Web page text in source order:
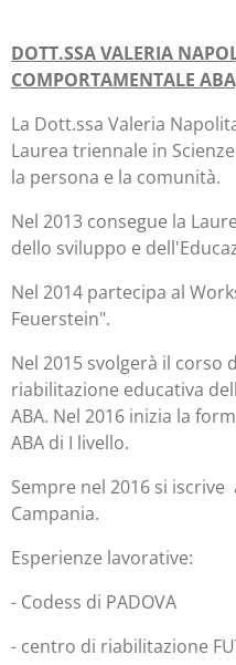
DOTT.SSA VALERIA
COMPORTAMENTALE
La Dott.ssa Valeria
Laurea triennale in
la persona e la comunità.
Nel 2013 consegue la
dello sviluppo e
Nel 2014 partecipa al
Feuerstein".
Nel 2015 svolgerà il corso
riabilitazione educativa
ABA. Nel 2016 inizia la
ABA di I livello.
Sempre nel 2016 si
Campania.
Esperienze lavorative:
- Codess di PADOVA
- centro di riabilitazione